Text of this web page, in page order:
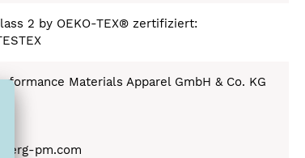
2 by OEKO-TEX® zertifiziert:
Materials Apparel GmbH & Co. KG
pm.com